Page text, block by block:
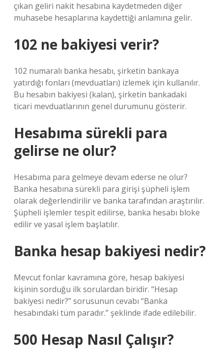
çıkan geliri nakit hesabına kaydetmeden diğer
muhasebe hesaplarına kaydettiği anlamına gelir.
102 ne bakiyesi verir?
102 numaralı banka hesabı, şirketin bankaya
yatırdığı fonları (mevduatları) izlemek için kullanılır.
Bu hesabın bakiyesi (kalan), şirketin bankadaki
ticari mevduatlarının genel durumunu gösterir.
Hesabıma sürekli para
gelirse ne olur?
Hesabıma para gelmeye devam ederse ne olur?
Banka hesabına sürekli para girişi şüpheli işlem
olarak değerlendirilir ve banka tarafından araştırılır.
Şüpheli işlemler tespit edilirse, banka hesabı bloke
edilir ve yasal işlem başlatılır.
Banka hesap bakiyesi nedir?
Mevcut fonlar kavramına göre, hesap bakiyesi
kişinin sorduğu ilk sorulardan biridir. “Hesap
bakiyesi nedir?” sorusunun cevabı “Banka
hesabındaki tüm paradır.” şeklinde ifade edilebilir.
500 Hesap Nasıl Çalışır?